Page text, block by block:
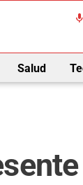
mic
Salud